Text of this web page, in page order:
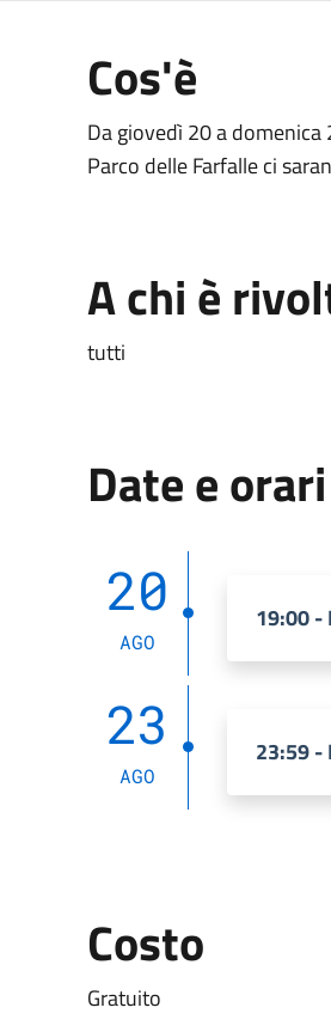
Cos'è
Da giovedì 20 a domenica
Parco delle Farfalle ci
A chi è
tutti
Date e orari
20
AGO
19:00 -
23
AGO
23:59 -
Costo
Gratuito